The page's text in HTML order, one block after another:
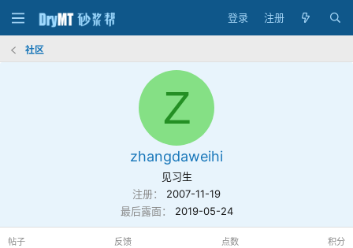
登录 注册
社区
Z
zhangdaweihi
见习生
注册
2007-11-19
最后露面
2019-05-24
帖子 反馈 点数 积分